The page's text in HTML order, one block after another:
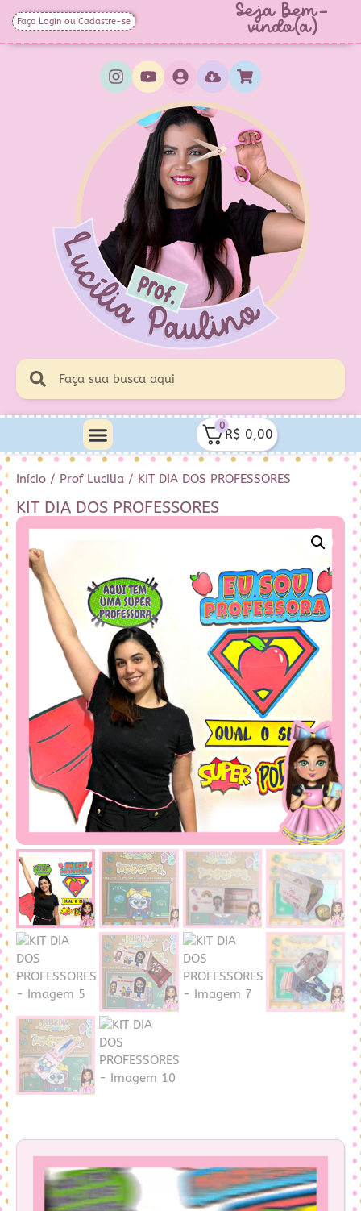
Faça Login ou Cadastre-se Seja Bem-
vindo(a)
0
R$ 0,00
Início / Prof Lucilia / KIT DIA DOS PROFESSORES
KIT DIA DOS PROFESSORES
Tocador
de
vídeo